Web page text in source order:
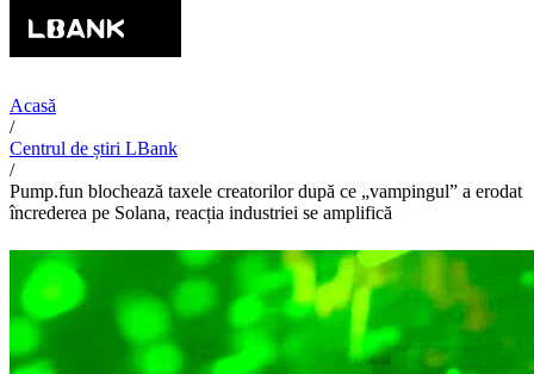
Acasă
/
Centrul de știri LBank
/
Pump.fun blochează taxele creatorilor după ce „vampingul” a erodat
încrederea pe Solana, reacția industriei se amplifică